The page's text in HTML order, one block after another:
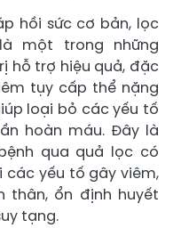
hồi sức cơ bản, lọc
một trong những
hỗ trợ hiệu quả, đặc
tụy cấp thể nặng
loại bỏ các yếu tố
hoàn máu. Đây là
qua quả lọc có
yếu tố gây viêm,
ổn định huyết
tạng.